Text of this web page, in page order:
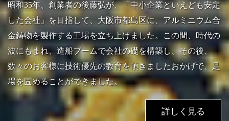
昭和35年、創業者の後藤弘が、「中小企業といえども安定
した会社」を目指して、大阪市都島区に、アルミニウム合
金鋳物を製作する工場を立ち上げました。この間、時代の
波にもまれ、造船ブームで会社の礎を構築し、その後、
数々のお客様に技術優先の教育を頂きましたおかげで、足
場を固めることができました。
詳しく見る